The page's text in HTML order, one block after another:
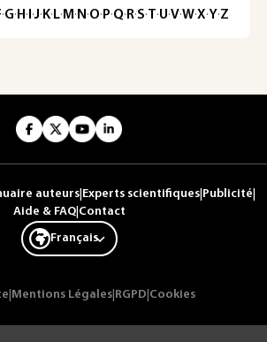
·G· H · ·J· K· L· M · N ·O· P·Q· R·S·T·U·V·W·X·Y·Z
auteurs Experts scientifiques Publicité
Aide & FAQ| Contact
Français
Mentions Légales RGPD Cookies